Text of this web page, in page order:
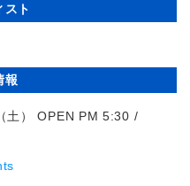
スト
報
土） OPEN PM 5:30 /